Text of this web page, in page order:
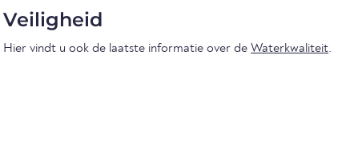
Veiligheid
Hier vindt u ook de laatste informatie over de Waterkwaliteit.